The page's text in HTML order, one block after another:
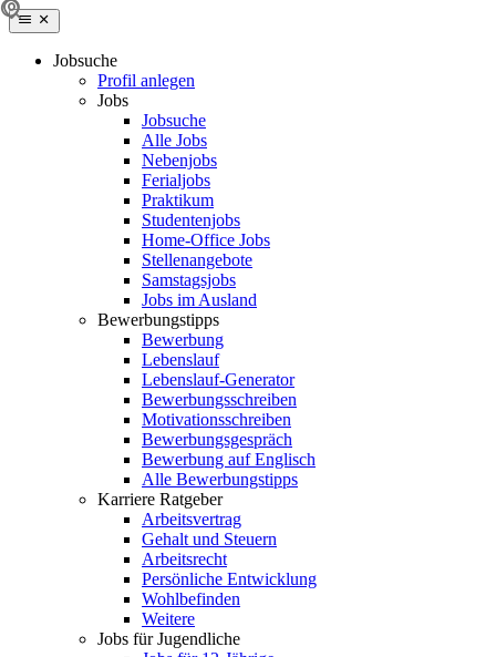
Jobsuche
Profil anlegen
Jobs
Jobsuche
Alle Jobs
Nebenjobs
Ferialjobs
Praktikum
Studentenjobs
Home-Office Jobs
Stellenangebote
Samstagsjobs
Jobs im Ausland
Bewerbungstipps
Bewerbung
Lebenslauf
Lebenslauf-Generator
Bewerbungsschreiben
Motivationsschreiben
Bewerbungsgespräch
Bewerbung auf Englisch
Alle Bewerbungstipps
Karriere Ratgeber
Arbeitsvertrag
Gehalt und Steuern
Arbeitsrecht
Persönliche Entwicklung
Wohlbefinden
Weitere
Jobs für Jugendliche